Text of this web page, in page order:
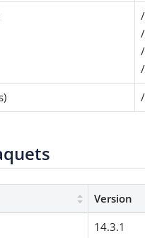
Version
14.3.1